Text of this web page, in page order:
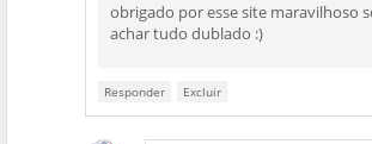
obrigado por esse site maravilhoso
achar tudo dublado :)
Responder Excluir